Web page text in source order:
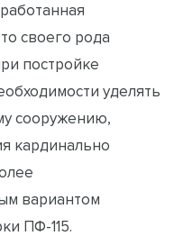
своего рода
постройке
уделять
сооружению,
кардинально
вариантом
ПФ-115.